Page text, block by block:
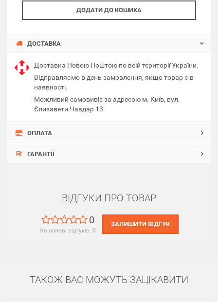
ДОДАТИ ДО КОШИКА
ДОСТАВКА
Доставка Новою Поштою по всій території України.
Відправляємо в день замовлення, якщо товар є в
наявності.
Можливий самовивіз за адресою м. Київ, вул.
Єлизавети Чавдар 13.
ОПЛАТА
ГАРАНТІЇ
ВІДГУКИ ПРО ТОВАР
0
На основі відгуків: 0
ЗАЛИШИТИ ВІДГУК
ТАКОЖ ВАС МОЖУТЬ ЗАЦІКАВИТИ